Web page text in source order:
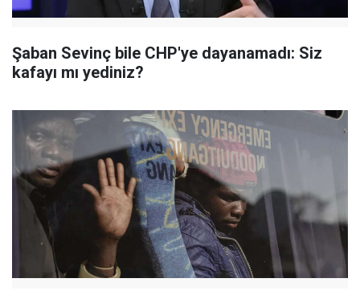
Şaban Sevinç bile CHP'ye dayanamadı: Siz
kafayı mı yediniz?